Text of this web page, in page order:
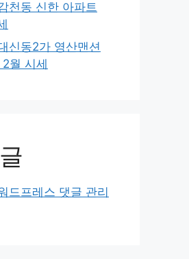
천동 신한 아파트
신동2가 영산맨션
월 시세
드프레스 댓글 관리